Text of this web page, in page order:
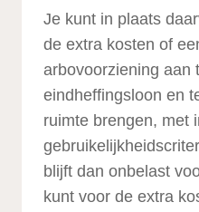
Je kunt in plaats
de extra kosten of
arbovoorziening aan
eindheffingsloon en
ruimte brengen, met
blijft dan onbelast
kunt voor de extra